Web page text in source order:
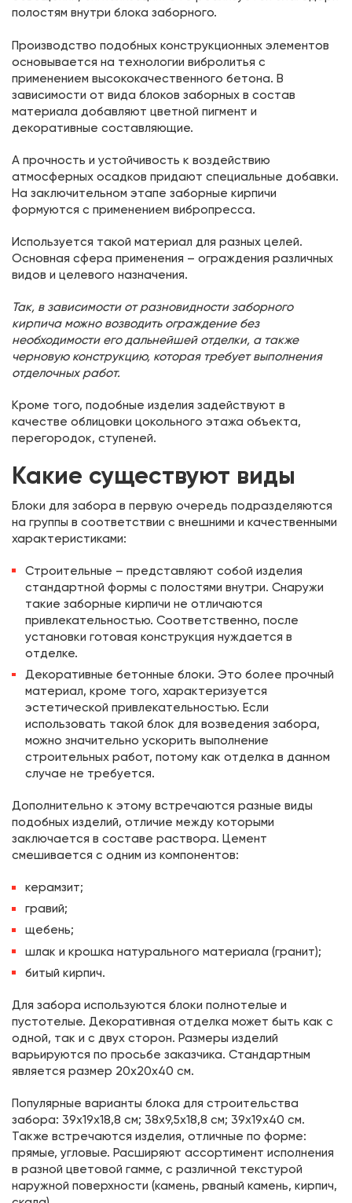
полостям внутри блока заборного.
Производство подобных конструкционных элементов
основывается на технологии вибролитья с
применением высококачественного бетона. В
зависимости от вида блоков заборных в состав
материала добавляют цветной пигмент и
декоративные составляющие.
А прочность и устойчивость к воздействию
атмосферных осадков придают специальные добавки.
На заключительном этапе заборные кирпичи
формуются с применением вибропресса.
Используется такой материал для разных целей.
Основная сфера применения – ограждения различных
видов и целевого назначения.
Так, в зависимости от разновидности заборного
кирпича можно возводить ограждение без
необходимости его дальнейшей отделки, а также
черновую конструкцию, которая требует выполнения
отделочных работ.
Кроме того, подобные изделия задействуют в
качестве облицовки цокольного этажа объекта,
перегородок, ступеней.
Какие существуют виды
Блоки для забора в первую очередь подразделяются
на группы в соответствии с внешними и качественными
характеристиками:
Строительные – представляют собой изделия
стандартной формы с полостями внутри. Снаружи
такие заборные кирпичи не отличаются
привлекательностью. Соответственно, после
установки готовая конструкция нуждается в
отделке.
Декоративные бетонные блоки. Это более прочный
материал, кроме того, характеризуется
эстетической привлекательностью. Если
использовать такой блок для возведения забора,
можно значительно ускорить выполнение
строительных работ, потому как отделка в данном
случае не требуется.
Дополнительно к этому встречаются разные виды
подобных изделий, отличие между которыми
заключается в составе раствора. Цемент
смешивается с одним из компонентов:
керамзит;
гравий;
щебень;
шлак и крошка натурального материала (гранит);
битый кирпич.
Для забора используются блоки полнотелые и
пустотелые. Декоративная отделка может быть как с
одной, так и с двух сторон. Размеры изделий
варьируются по просьбе заказчика. Стандартным
является размер 20х20х40 см.
Популярные варианты блока для строительства
забора: 39х19х18,8 см; 38х9,5х18,8 см; 39х19х40 см.
Также встречаются изделия, отличные по форме:
прямые, угловые. Расширяют ассортимент исполнения
в разной цветовой гамме, с различной текстурой
наружной поверхности (камень, рваный камень, кирпич,